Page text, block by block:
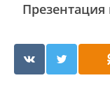
Презентация